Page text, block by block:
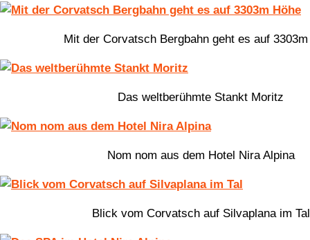
Mit der Corvatsch Bergbahn geht es auf 3303m
Das weltberühmte Stankt Moritz
Nom nom aus dem Hotel Nira Alpina
Blick vom Corvatsch auf Silvaplana im Tal